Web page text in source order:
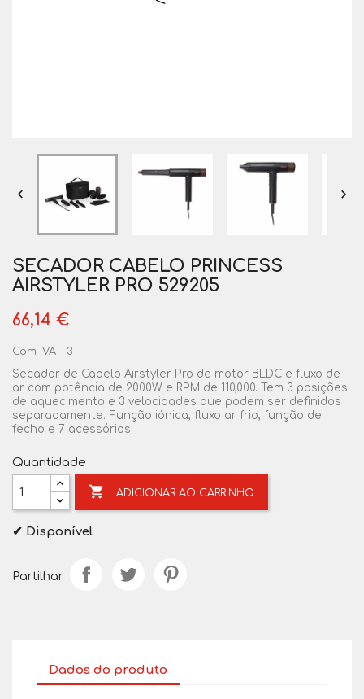
 
SECADOR CABELO PRINCESS
AIRSTYLER PRO 529205
66,14 €
Com IVA 3
Secador de Cabelo Airstyler Pro de motor BLDC e fluxo de
ar com potência de 2000W e RPM de 110,000. Tem 3 posições
de aquecimento e 3 velocidades que podem ser definidos
separadamente. Função iónica, fluxo ar frio, função de
fecho e 7 acessórios.
Quantidade
 ADICIONAR AO CARRINHO
✔ Disponível
Partilhar
Dados do produto